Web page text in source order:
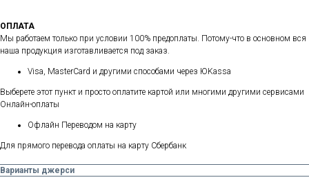
ОПЛАТА
Мы работаем только при условии 100% предоплаты. Потому-что в основном вся
наша продукция изготавливается под заказ.
Visa, MasterCard и другими способами через ЮKassa
Выберете этот пункт и просто оплатите картой или многими другими сервисами
Онлайн-оплаты
Офлайн Переводом на карту
Для прямого перевода оплаты на карту Сбербанк
Варианты джерси